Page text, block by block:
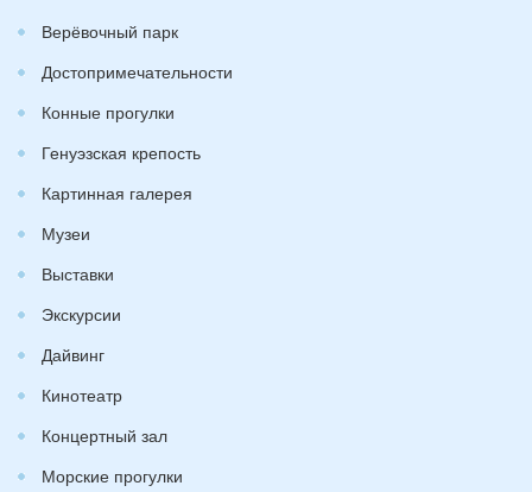
Верёвочный парк
Достопримечательности
Конные прогулки
Генуэзская крепость
Картинная галерея
Музеи
Выставки
Экскурсии
Дайвинг
Кинотеатр
Концертный зал
Морские прогулки